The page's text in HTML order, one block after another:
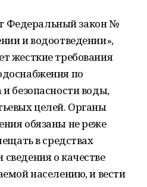
Федеральный закон №
и водоотведении»,
жесткие требования
по
безопасности воды,
целей. Органы
обязаны не реже
в средствах
о качестве
населению, и вести